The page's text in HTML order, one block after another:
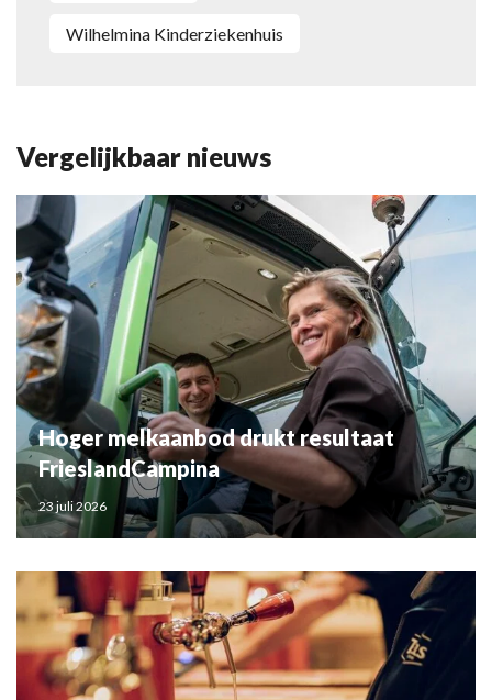
Wilhelmina Kinderziekenhuis
Vergelijkbaar nieuws
Hoger melkaanbod drukt resultaat
FrieslandCampina
23 juli 2026